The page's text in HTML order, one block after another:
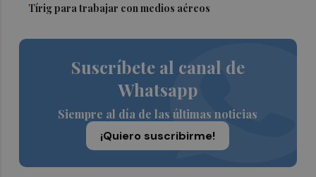
Tírig para trabajar con medios aéreos
Suscríbete al canal de
Whatsapp
Siempre al día de las últimas noticias
¡Quiero suscribirme!